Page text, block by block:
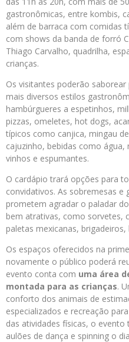
gastronômicas, entre kombis,
além de barraca com comidas
com shows da banda de forró
Thiago Carvalho, quadrilha,
crianças.
Os visitantes poderão
mais diversos estilos
hambúrgueres a espetinhos,
pizzas, omeletes, hot dogs,
típicos como canjica, mingau
cajuzinho, bebidas como
vinhos e espumantes.
O cardápio trará opções para
convidativos. As sobremesas e
prometem agradar o paladar
bem atrativas, como sorvetes,
paletas mexicanas,
Os espaços oferecidos na
novamente o público poderá
evento conta com uma área
montada para as crianças.
conforto dos animais de
especializados e recreação
das atividades físicas, o evento
aulões de dança e spinning o